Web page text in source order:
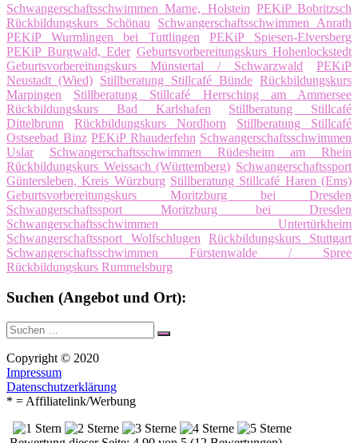
Schwangerschaftsschwimmen Marne, Holstein PEKiP Bobritzsch
Rückbildungskurs Schönau
Schwangerschaftsschwimmen Anrath
PEKiP Wurmlingen bei Tuttlingen
PEKiP Spiesen-Elversberg
PEKiP Burgwald, Eder Geburtsvorbereitungskurs Hohenlockstedt
Geburtsvorbereitungskurs Münstertal / Schwarzwald
PEKiP
Neustadt (Wied) Stillberatung Stillcafé Bünde Rückbildungskurs
Marpingen
Stillberatung Stillcafé Herrsching am Ammersee
Rückbildungskurs Bad Karlshafen
Stillberatung Stillcafé
Dittelbrunn
Rückbildungskurs Nordhorn
Stillberatung Stillcafé
Ostseebad Binz PEKiP Rhauderfehn Schwangerschaftsschwimmen
Uslar
Schwangerschaftsschwimmen Rüdesheim am Rhein
Rückbildungskurs Weissach (Württemberg) Schwangerschaftssport
Güntersleben, Kreis Würzburg Stillberatung Stillcafé Haren (Ems)
Geburtsvorbereitungskurs Moritzburg bei Dresden
Schwangerschaftssport Moritzburg bei Dresden
Schwangerschaftsschwimmen Untertürkheim
Schwangerschaftssport Wolfschlugen
Rückbildungskurs Stuttgart
Schwangerschaftsschwimmen Fürstenwalde / Spree
Rückbildungskurs Rummelsburg
Suchen (Angebot und Ort):
Suche
nach:
Suchen
Copyright © 2020
Impressum
Datenschutzerklärung
* = Affiliatelink/Werbung